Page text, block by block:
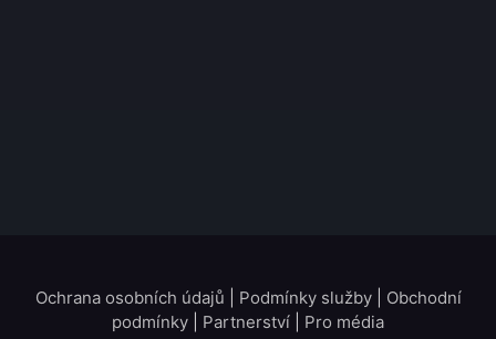
Ochrana osobních údajů Podmínky služby| Obchodní
podmínky
Partnerství Pro média